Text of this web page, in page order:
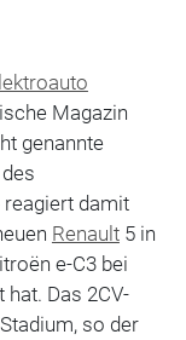
Magazin
genannte
damit
Renault5 in
e-C3 bei
Das 2CV-
so der